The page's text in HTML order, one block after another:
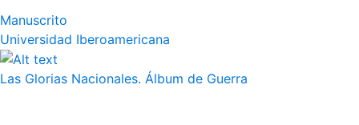
Manuscrito
Universidad Iberoamericana
Las Glorias Nacionales. Álbum de Guerra